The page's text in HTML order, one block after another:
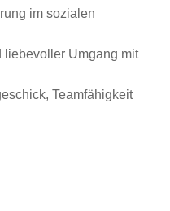
im sozialen
liebevoller Umgang mit
Teamfähigkeit